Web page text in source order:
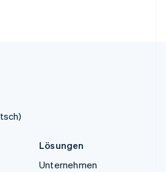
Lösungen
Unternehmen